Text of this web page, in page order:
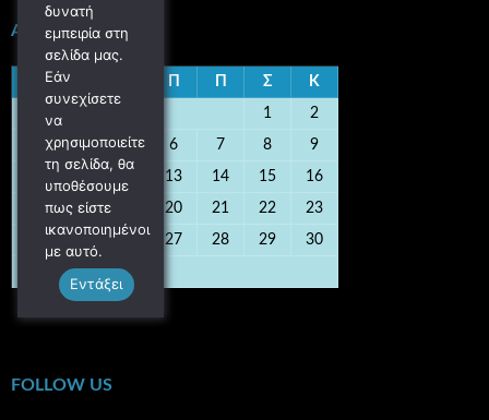
ΑΎΓΟΥΣΤΟΣ 2026
Π Π Σ Κ
1 2
4 5 6 7 8 9
13 14 15 16
18 20 21 22 23
25 26 27 28 29 30
FOLLOW US
δυνατή
εμπειρία στη
σελίδα μας.
Εάν
συνεχίσετε
να
χρησιμοποιείτε
τη σελίδα, θα
υποθέσουμε
πως είστε
ικανοποιημένοι
με αυτό.
Εντάξει